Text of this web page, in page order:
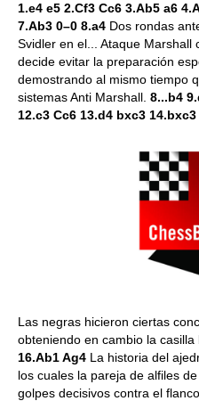
1.e4 e5 2.Cf3 Cc6 3.Ab5 a6
7.Ab3 0–0 8.a4 Dos rondas
Svidler en el... Ataque Marshall
decide evitar la preparación
demostrando al mismo tiempo
sistemas Anti Marshall. 8...b4
12.c3 Cc6 13.d4 bxc3
Las negras hicieron ciertas
obteniendo en cambio la casilla
16.Ab1 Ag4 La historia del
los cuales la pareja de alfiles
golpes decisivos contra el